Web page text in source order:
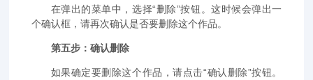
在弹出的菜单中，选择“删除”按钮。这时候会弹出一
个确认框，请再次确认是否要删除这个作品。
第五步：确认删除
如果确定要删除这个作品，请点击“确认删除”按钮。